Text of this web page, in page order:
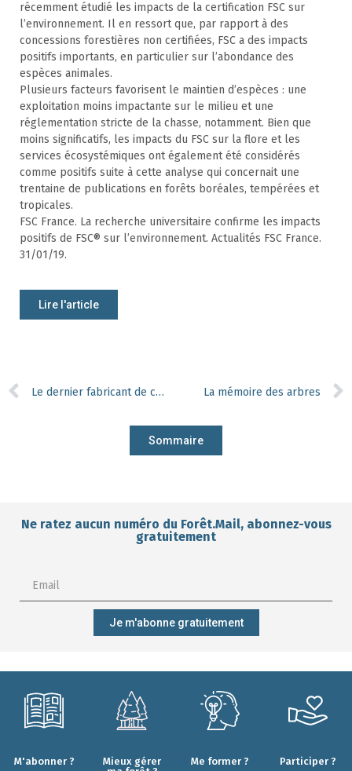
récemment étudié les impacts de la certification FSC sur
l’environnement. Il en ressort que, par rapport à des
concessions forestières non certifiées, FSC a des impacts
positifs importants, en particulier sur l’abondance des
espèces animales.
Plusieurs facteurs favorisent le maintien d’espèces : une
exploitation moins impactante sur le milieu et une
réglementation stricte de la chasse, notamment. Bien que
moins significatifs, les impacts du FSC sur la flore et les
services écosystémiques ont également été considérés
comme positifs suite à cette analyse qui concernait une
trentaine de publications en forêts boréales, tempérées et
tropicales.
FSC France. La recherche universitaire confirme les impacts
positifs de FSC® sur l’environnement. Actualités FSC France.
31/01/19.
Lire l'article
Le dernier fabricant de cochonnets en France menacé par la pyrale du buis La mémoire des arbres
Sommaire
Ne ratez aucun numéro du Forêt.Mail, abonnez-vous
gratuitement
Je m'abonne gratuitement
M'abonner ?
Mieux gérer
Me former ? Participer ?